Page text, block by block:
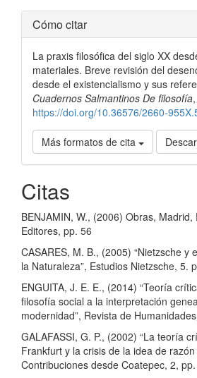
Detalles
del
artículo
Cómo citar
La praxis filosófica del siglo XX
materiales. Breve revisión del
desde el existencialismo y sus
Cuadernos Salmantinos De filosofía,
https://doi.org/10.36576/2660-
Más formatos de cita
Citas
BENJAMIN, W., (2006) Obras,
Editores, pp. 56
CASARES, M. B., (2005) “Nietzsche y
la Naturaleza”, Estudios Nietzsche, 5.
ENGUITA, J. E. E., (2014) “Teoría
filosofía social a la interpretación
modernidad”, Revista de
GALAFASSI, G. P., (2002) “La teoría
Frankfurt y la crisis de la idea de
Contribuciones desde Coatepec, 2,